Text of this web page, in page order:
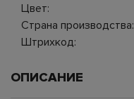
Цвет:
Страна производства:
Штрихкод:
ОПИСАНИЕ